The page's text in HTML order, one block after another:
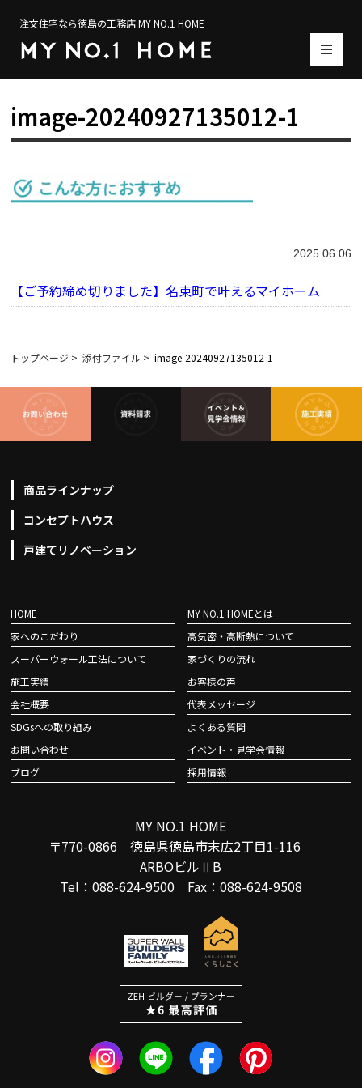
注文住宅なら徳島の工務店 MY NO.1 HOME
image-20240927135012-1
2025.06.06
【ご予約締め切りました】名東町で叶えるマイホーム
トップページ > 添付ファイル > image-20240927135012-1
商品ラインナップ
コンセプトハウス
戸建てリノベーション
HOME
MY NO.1 HOMEとは
家へのこだわり
高気密・高断熱について
スーパーウォール工法について
家づくりの流れ
施工実績
お客様の声
会社概要
代表メッセージ
SDGsへの取り組み
よくある質問
お問い合わせ
イベント・見学会情報
ブログ
採用情報
MY NO.1 HOME
〒770-0866 徳島県徳島市末広2丁目1-116
ARBOビルⅡB
Tel：088-624-9500 Fax：088-624-9508